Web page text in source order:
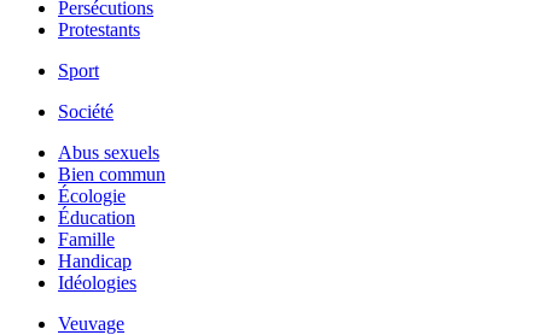
Persécutions
Protestants
Sport
Société
Abus sexuels
Bien commun
Écologie
Éducation
Famille
Handicap
Idéologies
Veuvage